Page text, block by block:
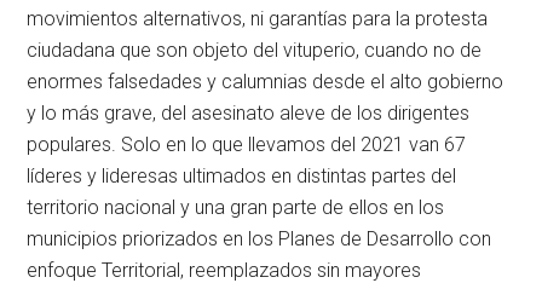
movimientos alternativos, ni garantías para la protesta
ciudadana que son objeto del vituperio, cuando no de
enormes falsedades y calumnias desde el alto gobierno
y lo más grave, del asesinato aleve de los dirigentes
populares. Solo en lo que llevamos del 2021 van 67
líderes y lideresas ultimados en distintas partes del
territorio nacional y una gran parte de ellos en los
municipios priorizados en los Planes de Desarrollo con
enfoque Territorial, reemplazados sin mayores